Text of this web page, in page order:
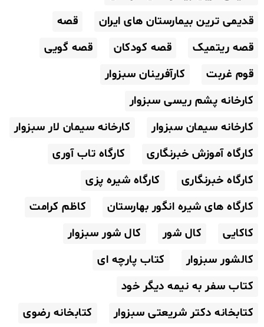
قدیمی ترین بیمارستان های ایران
قصه
قصه ریتمیک
قصه کودکان
قصه گویی
قوم غربت
کارآفرینان سبزوار
کارخانه پشم ریسی سبزوار
کارخانه سیمان سبزوار
کارخانه سیمان لار سبزوار
کارگاه آموزش خبرنگاری
کارگاه تاب آوری
کارگاه خبرنگاری
کارگاه شیره پزی
کارگاه های شیره انگور بهارستان
کاظم کرامت
کاکایی
کال شور
کال شور سبزوار
کالشور سبزوار
کتاب پارچه ای
کتاب سفر به نیمه دیگر خود
کتابخانه دکتر شریعتی سبزوار
کتابخانه رضوی